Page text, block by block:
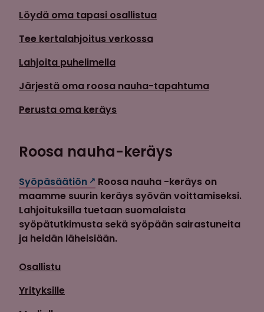
Löydä oma tapasi osallistua
Tee kertalahjoitus verkossa
Lahjoita puhelimella
Järjestä oma roosa nauha-tapahtuma
Perusta oma keräys
Roosa nauha-keräys
Syöpäsäätiön
Roosa nauha -keräys on
maamme suurin keräys syövän voittamiseksi.
Lahjoituksilla tuetaan suomalaista
syöpätutkimusta sekä syöpään sairastuneita
ja heidän läheisiään.
Osallistu
Yrityksille